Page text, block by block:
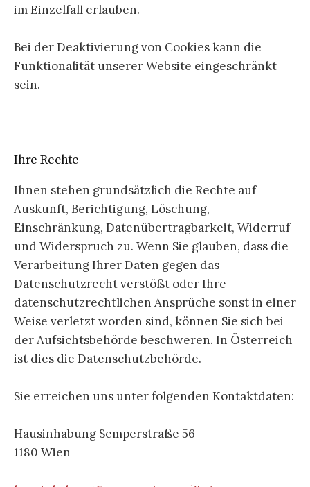
im Einzelfall erlauben.
Bei der Deaktivierung von Cookies kann die
Funktionalität unserer Website eingeschränkt
sein.
Ihre Rechte
Ihnen stehen grundsätzlich die Rechte auf
Auskunft, Berichtigung, Löschung,
Einschränkung, Datenübertragbarkeit, Widerruf
und Widerspruch zu. Wenn Sie glauben, dass die
Verarbeitung Ihrer Daten gegen das
Datenschutzrecht verstößt oder Ihre
datenschutzrechtlichen Ansprüche sonst in einer
Weise verletzt worden sind, können Sie sich bei
der Aufsichtsbehörde beschweren. In Österreich
ist dies die Datenschutzbehörde.
Sie erreichen uns unter folgenden Kontaktdaten:
Hausinhabung Semperstraße 56
1180 Wien